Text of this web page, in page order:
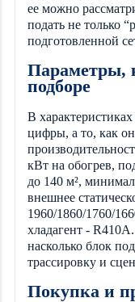
ее можно
подать не только
подготовленной
Параметры,
подборе
В
цифры, а то, как
кВт на обогрев,
до 140 м²,
внешнее
1960/1860/1760/
хладагент -
насколько блок
трассировку и
Покупка и